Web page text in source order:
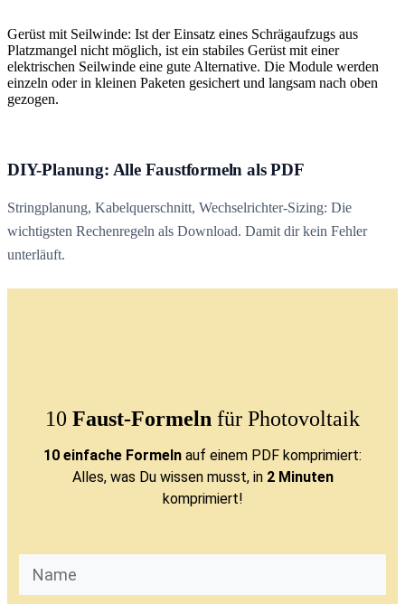
Gerüst mit Seilwinde: Ist der Einsatz eines Schrägaufzugs aus
Platzmangel nicht möglich, ist ein stabiles Gerüst mit einer
elektrischen Seilwinde eine gute Alternative. Die Module werden
einzeln oder in kleinen Paketen gesichert und langsam nach oben
gezogen.
DIY-Planung: Alle Faustformeln als PDF
Stringplanung, Kabelquerschnitt, Wechselrichter-Sizing: Die
wichtigsten Rechenregeln als Download. Damit dir kein Fehler
unterläuft.
10 Faust-Formeln für Photovoltaik
10 einfache Formeln auf einem PDF komprimiert:
Alles, was Du wissen musst, in 2 Minuten
komprimiert!